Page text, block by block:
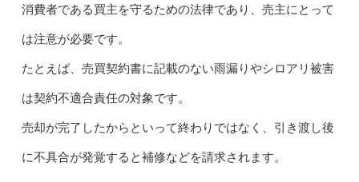
消費者である買主を守るための法律であり、売主にとって
は注意が必要です。
たとえば、売買契約書に記載のない雨漏りやシロアリ被害
は契約不適合責任の対象です。
売却が完了したからといって終わりではなく、引き渡し後
に不具合が発覚すると補修などを請求されます。